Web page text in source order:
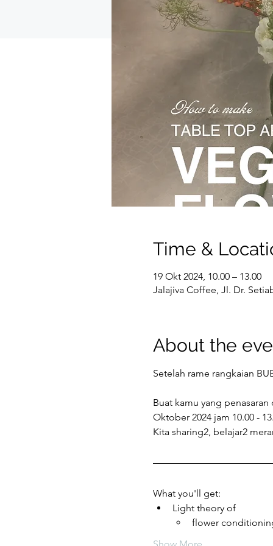
Time &
19 Okt 2024, 10.00 – 13.00
Jalajiva Coffee, Jl. Dr.
About the
Setelah rame rangkaian
Buat kamu yang
Oktober 2024 jam 10.00 -
Kita sharing2, belajar2
What you'll get:
Light theory of
flower